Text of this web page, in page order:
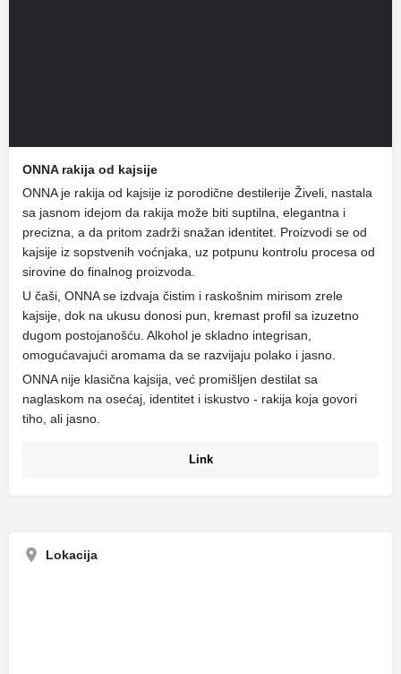
ONNA rakija od kajsije
ONNA je rakija od kajsije iz porodične destilerije Živeli, nastala
sa jasnom idejom da rakija može biti suptilna, elegantna i
precizna, a da pritom zadrži snažan identitet. Proizvodi se od
kajsije iz sopstvenih voćnjaka, uz potpunu kontrolu procesa od
sirovine do finalnog proizvoda.
U čaši, ONNA se izdvaja čistim i raskošnim mirisom zrele
kajsije, dok na ukusu donosi pun, kremast profil sa izuzetno
dugom postojanošću. Alkohol je skladno integrisan,
omogućavajući aromama da se razvijaju polako i jasno.
ONNA nije klasična kajsija, već promišljen destilat sa
naglaskom na osećaj, identitet i iskustvo - rakija koja govori
tiho, ali jasno.
Link
Lokacija